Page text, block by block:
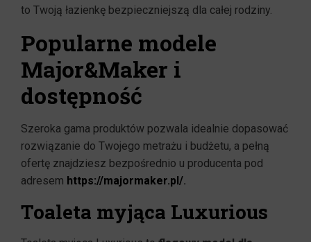
to Twoją łazienkę bezpieczniejszą dla całej rodziny.
Popularne modele
Major&Maker i
dostępność
Szeroka gama produktów pozwala idealnie dopasować
rozwiązanie do Twojego metrażu i budżetu, a pełną
ofertę znajdziesz bezpośrednio u producenta pod
adresem https://majormaker.pl/.
Toaleta myjąca Luxurious